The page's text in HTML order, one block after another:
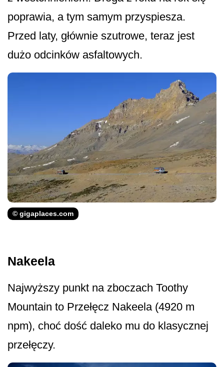
poprawia, a tym samym przyspiesza.
Przed laty, głównie szutrowe, teraz jest
dużo odcinków asfaltowych.
© gigaplaces.com
Nakeela
Najwyższy punkt na zboczach Toothy
Mountain to Przełęcz Nakeela (4920 m
npm), choć dość daleko mu do klasycznej
przełęczy.